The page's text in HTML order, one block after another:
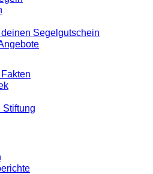
Segelgutschein
Stiftung